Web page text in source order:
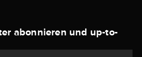
abonnieren und up-to-